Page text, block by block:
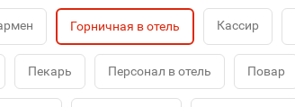
Горничная в отель Кассир
Пекарь Персонал в отель Повар